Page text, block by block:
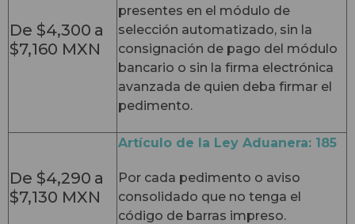
De $4,300 a
$7,160 MXN
presentes en el módulo de
selección automatizado, sin la
consignación de pago del módulo
bancario o sin la firma electrónica
avanzada de quien deba firmar el
pedimento.
De $4,290 a
$7,130 MXN
Artículo de la Ley Aduanera: 185
Por cada pedimento o aviso
consolidado que no tenga el
código de barras impreso.